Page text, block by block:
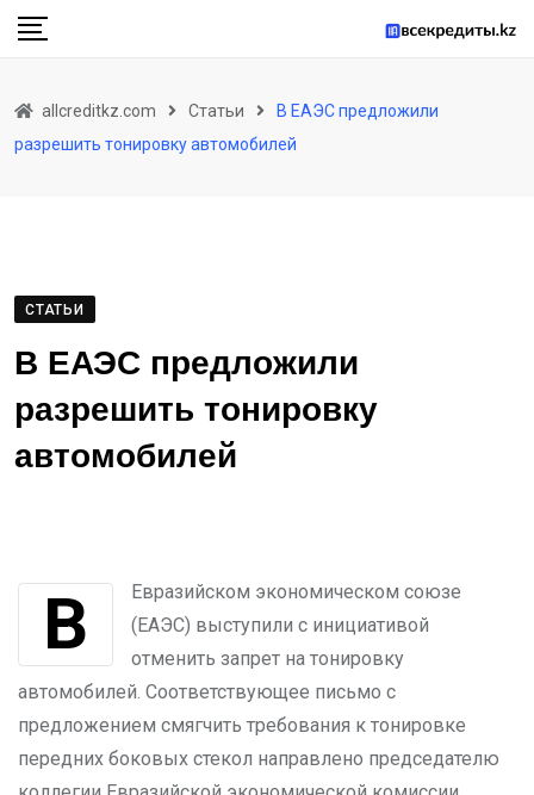
Skip
allcreditkz.com Статьи
В ЕАЭС предложили
разрешить тонировку автомобилей
СТАТЬИ
В ЕАЭС предложили
разрешить тонировку
автомобилей
В Евразийском экономическом союзе
(ЕАЭС) выступили с инициативой
отменить запрет на тонировку
автомобилей. Соответствующее письмо с
предложением смягчить требования к тонировке
передних боковых стекол направлено председателю